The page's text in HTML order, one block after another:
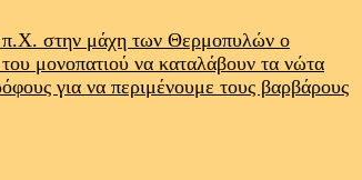
π.Χ. στην μάχη των Θερμοπυλών ο
μονοπατιού να καταλάβουν τα νώτα
για να περιμένουμε τους βαρβάρους